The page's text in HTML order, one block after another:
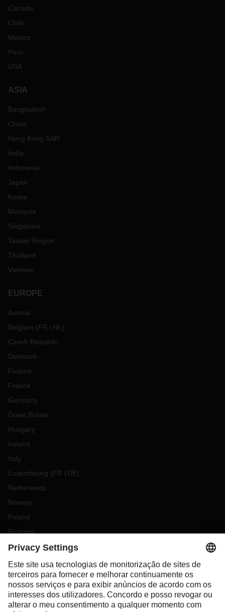
Canada
Chile
Mexico
Peru
USA
ASIA
Bangladesh
China
Hong Kong SAR
India
Indonesia
Japan
Korea
Malaysia
Singapore
Taiwan Region
Thailand
Vietnam
EUROPE
Austria
Belgium (FR NL )
Czech Republic
Denmark
Finland
France
Germany
Great Britain
Hungary
Ireland
Italy
Luxembourg (FR DE)
Netherlands
Norway
Poland
Portugal
Romania
Slovakia
Spain
Sweden
Switzerland(DE FR)